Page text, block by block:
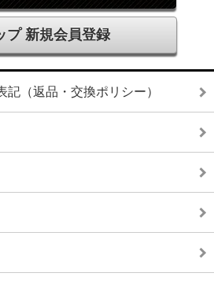
プ 新規会員登録
（返品・交換ポリシー）